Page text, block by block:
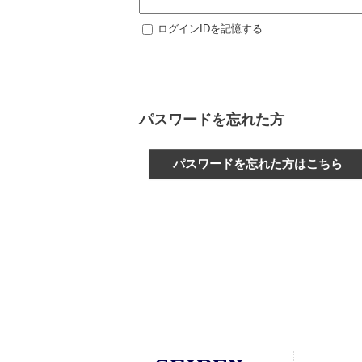
ログインIDを記憶する
パスワードを忘れた方
パスワードを忘れた方はこちら